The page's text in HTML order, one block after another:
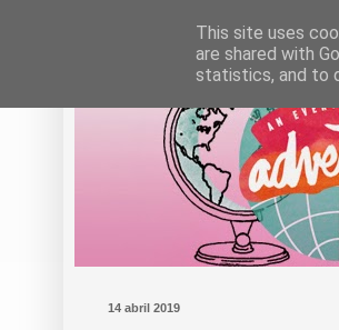
14 abril 2019
This site uses
are shared with
statistics, and to